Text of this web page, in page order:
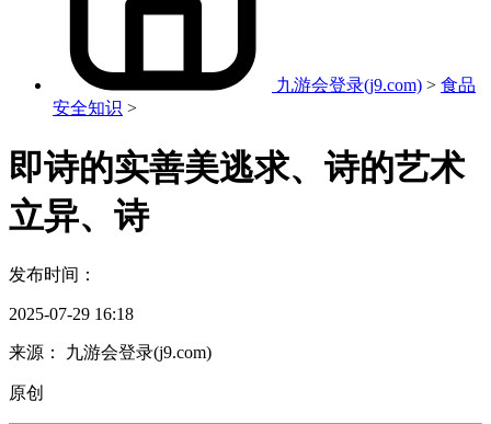
九游会登录(j9.com) > 食品
安全知识 >
即诗的实善美逃求、诗的艺术
立异、诗
发布时间：
2025-07-29 16:18
来源： 九游会登录(j9.com)
原创